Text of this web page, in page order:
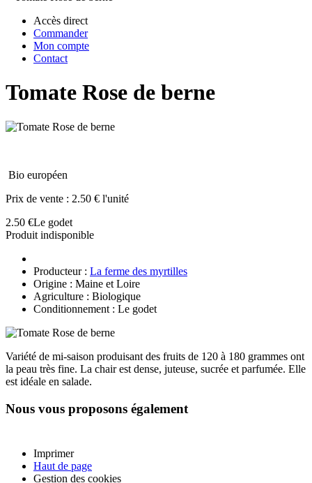
Accès direct
Commander
Mon compte
Contact
Tomate Rose de berne
Bio européen
Prix de vente : 2.50 € l'unité
2.50 €Le godet
Produit indisponible
Producteur : La ferme des myrtilles
Origine : Maine et Loire
Agriculture : Biologique
Conditionnement : Le godet
Variété de mi-saison produisant des fruits de 120 à 180 grammes ont
la peau très fine. La chair est dense, juteuse, sucrée et parfumée. Elle
est idéale en salade.
Nous vous proposons également
Imprimer
Haut de page
Gestion des cookies